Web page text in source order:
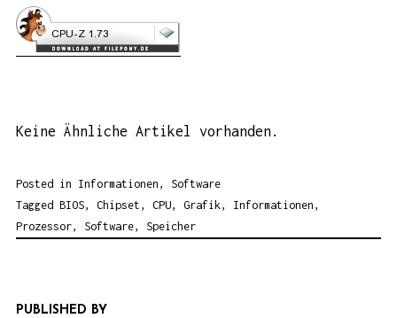
Keine Ähnliche Artikel vorhanden.
Posted in Informationen , Software
Tagged BIOS, Chipset , CPU, Grafik , Informationen ,
Prozessor, Software, Speicher
PUBLISHED BY